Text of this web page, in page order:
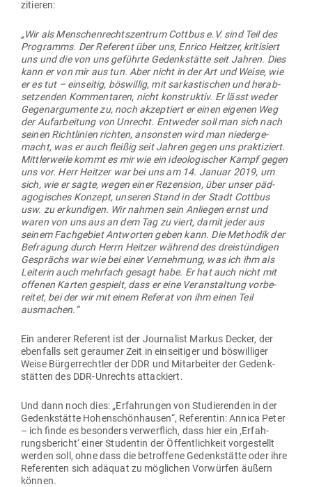
zitieren:
„Wir als Men­schen­rechts­zentrum Cottbus e.V. sind Teil des
Pro­gramms. Der Referent über uns, Enrico Heitzer, kri­ti­siert
uns und die von uns geführte Gedenk­stätte seit Jahren. Dies
kann er von mir aus tun. Aber nicht in der Art und Weise, wie
er es tut – ein­seitig, bös­willig, mit sar­kas­ti­schen und her­ab­
set­zenden Kom­men­taren, nicht kon­struktiv. Er lässt weder
Gegen­ar­gu­mente zu, noch akzep­tiert er einen eigenen Weg
der Auf­ar­beitung von Unrecht. Ent­weder soll man sich nach
seinen Richt­linien richten, ansonsten wird man nie­der­ge­
macht, was er auch fleißig seit Jahren gegen uns prak­ti­ziert.
Mitt­ler­weile kommt es mir wie ein ideo­lo­gi­scher Kampf gegen
uns vor. Herr Heitzer war bei uns am 14. Januar 2019, um
sich, wie er sagte, wegen einer Rezension, über unser päd­
ago­gi­sches Konzept, unseren Stand in der Stadt Cottbus
usw. zu erkun­digen. Wir nahmen sein Anliegen ernst und
waren von uns aus an dem Tag zu viert, damit jeder aus
seinem Fach­gebiet Ant­worten geben kann. Die Methodik der
Befragung durch Herrn Heitzer während des drei­stün­digen
Gesprächs war wie bei einer Ver­nehmung, was ich ihm als
Lei­terin auch mehrfach gesagt habe. Er hat auch nicht mit
offenen Karten gespielt, dass er eine Ver­an­staltung vor­be­
reitet, bei der wir mit einem Referat von ihm einen Teil
ausmachen.“
Ein anderer Referent ist der Jour­nalist Markus Decker, der
eben­falls seit geraumer Zeit in ein­sei­tiger und bös­wil­liger
Weise Bür­ger­rechtler der DDR und Mit­ar­beiter der Gedenk­
stätten des DDR-Unrechts attackiert.
Und dann noch dies: „Erfah­rungen von Stu­die­renden in der
Gedenk­stätte Hohen­schön­hausen“, Refe­rentin: Annica Peter
– ich finde es besonders ver­werflich, dass hier ein ‚Erfah­
rungs­be­richt‘ einer Stu­dentin der Öffent­lichkeit vor­ge­stellt
werden soll, ohne dass die betroffene Gedenk­stätte oder ihre
Refe­renten sich adäquat zu mög­lichen Vor­würfen äußern
können.